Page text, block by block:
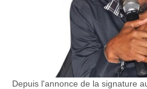
Depuis l'annonce de la signature